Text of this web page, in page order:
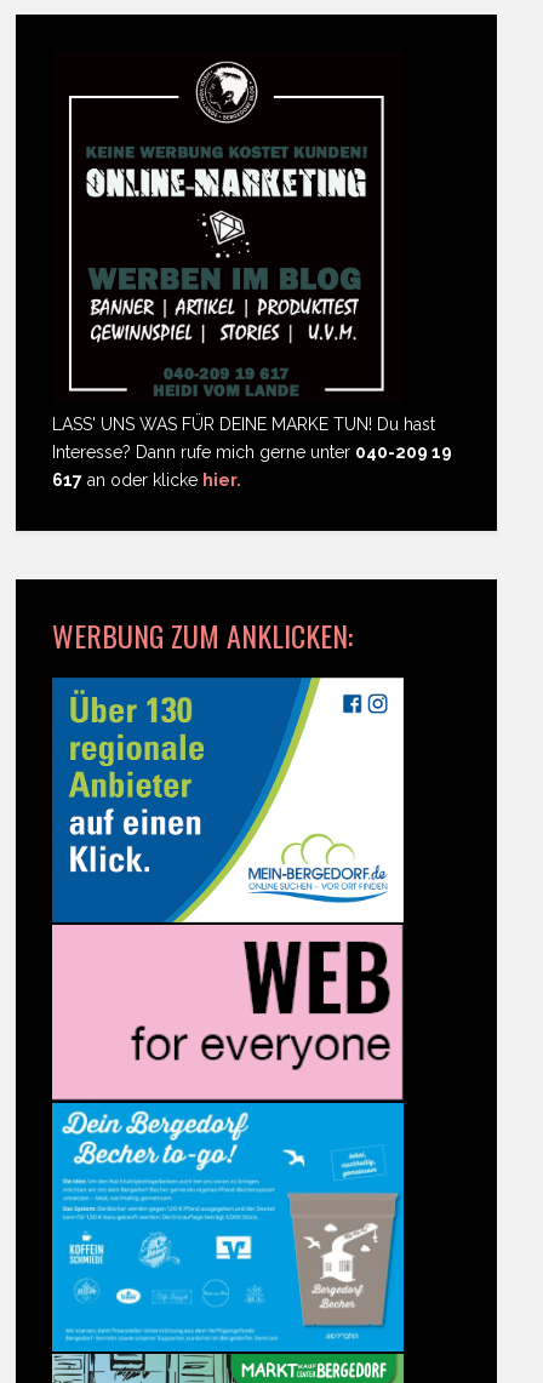
LASS' UNS WAS FÜR DEINE MARKE TUN! Du hast
Interesse? Dann rufe mich gerne unter 040-209 19
617 an oder klicke hier.
WERBUNG ZUM ANKLICKEN: